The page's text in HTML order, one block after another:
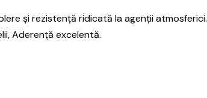
și rezistență ridicată la agenții atmosferici.
Aderență excelentă.